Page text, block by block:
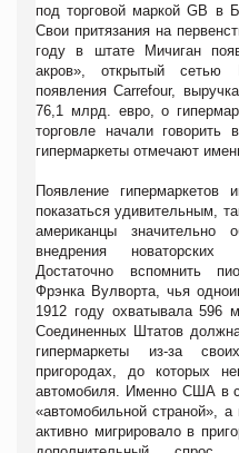
под торговой маркой GB в
Свои притязания на
году в штате Мичиган
акров», открытый сетью
появления Carrefour,
76,1 млрд. евро, о
торговле начали говорить
гипермаркеты отмечают
Появление
показаться удивительным,
американцы значительно
внедрения новаторских
Достаточно вспомнить
Фрэнка Вулворта, чья
1912 году охватывала 596
Соединенных Штатов
гипермаркеты из-за
пригородах, до которых
автомобиля. Именно США в
«автомобильной страной»,
активно мигрировало в